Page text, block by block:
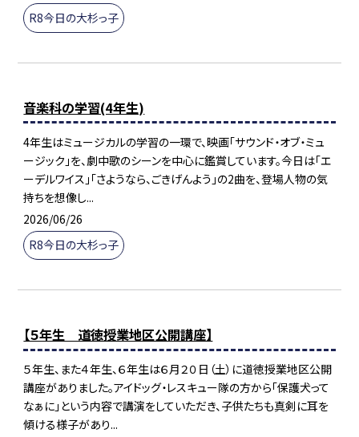
R8今日の大杉っ子
音楽科の学習(4年生)
4年生はミュージカルの学習の一環で、映画「サウンド・オブ・ミュ
ージック」を、劇中歌のシーンを中心に鑑賞しています。今日は「エ
ーデルワイス」「さようなら、ごきげんよう」の2曲を、登場人物の気
持ちを想像し...
2026/06/26
R8今日の大杉っ子
【５年生 道徳授業地区公開講座】
５年生、また４年生、６年生は６月２０日（土）に道徳授業地区公開
講座がありました。アイドッグ・レスキュー隊の方から「保護犬って
なぁに」という内容で講演をしていただき、子供たちも真剣に耳を
傾ける様子があり...